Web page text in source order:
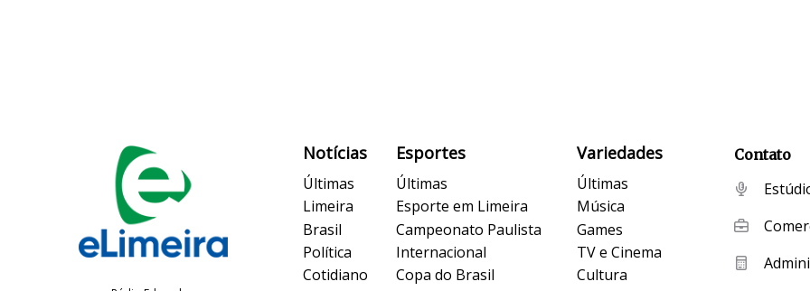
Notícias
Últimas
Limeira
Brasil
Política
Cotidiano
Esportes
Últimas
Esporte em Limeira
Campeonato Paulista
Internacional
Copa do Brasil
Variedades
Últimas
Música
Games
TV e Cinema
Cultura
Contato